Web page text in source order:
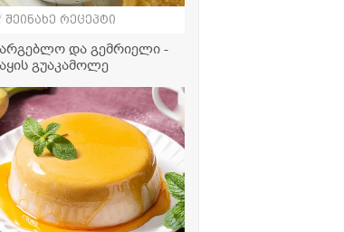
შეინახე რეცეპტი
და გემრიელი -
გუაკამოლე